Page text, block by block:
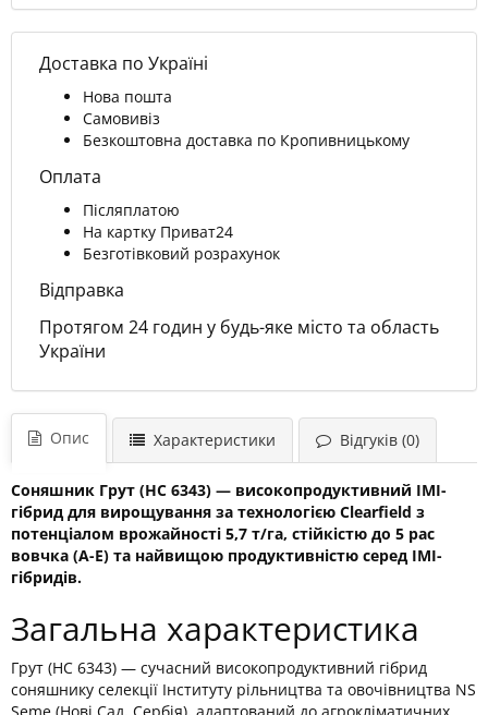
Доставка по Україні
Нова пошта
Самовивіз
Безкоштовна доставка по Кропивницькому
Оплата
Післяплатою
На картку Приват24
Безготівковий розрахунок
Відправка
Протягом 24 годин у будь-яке місто та область
України
Опис Характеристики Відгуків (0)
Соняшник Грут (НС 6343) — високопродуктивний IMI-
гібрид для вирощування за технологією Clearfield з
потенціалом врожайності 5,7 т/га, стійкістю до 5 рас
вовчка (А-Е) та найвищою продуктивністю серед ІМІ-
гібридів.
Загальна характеристика
Грут (НС 6343) — сучасний високопродуктивний гібрид
соняшнику селекції Інституту рільництва та овочівництва NS